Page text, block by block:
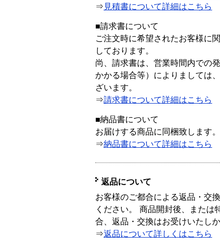
⇒ 見積書について詳細はこちら
■請求書について
ご注文時に希望されたお客様に
しております。
尚、請求書は、営業時間内での
かかる場合等）によりましては
ざいます。
⇒請求書について詳細はこちら
■納品書について
お届けする商品に同梱致します。
⇒納品書について詳細はこちら
返品について
お客様のご都合による返品・交
ください。 商品開封後、または
合、返品・交換はお受けいたし
⇒返品について詳しくはこちら